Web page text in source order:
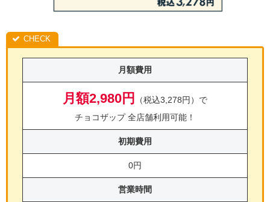
月額費用
月額2,980円
（税込3,278円）で
チョコザップ 全店舗利用可能！
初期費用
0円
営業時間